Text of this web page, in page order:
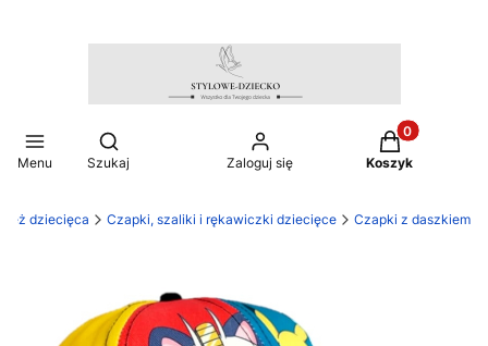
Menu
Otwórz wyszukiwarkę
Szukaj Zaloguj się
Produkty w
Koszyk
dziecięca Czapki, szaliki i rękawiczki dziecięce Czapki z daszkiem